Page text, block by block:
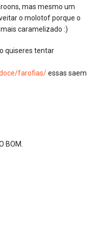
mas mesmo um
o molotof porque o
caramelizado :)
quiseres tentar
farofias/essas saem
BOM.